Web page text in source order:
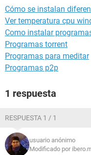
Cómo se instalan
Ver temperatura cpu
Como instalar
Programas torrent
Programas para meditar
Programas p2p
1 respuesta
RESPUESTA 1 / 1
usuario anónimo
Modificado por